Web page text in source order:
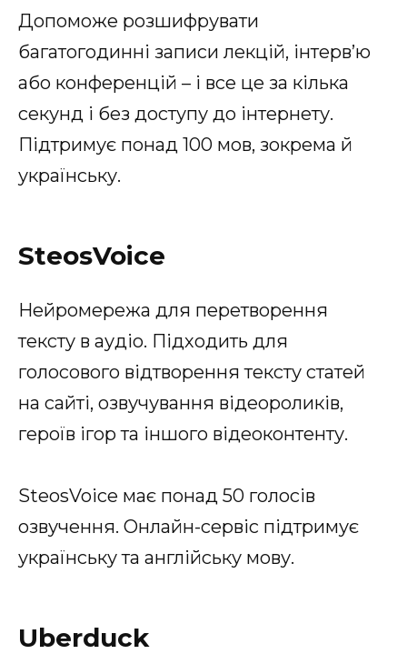
Допоможе розшифрувати
багатогодинні записи лекцій, інтерв’ю
або конференцій – і все це за кілька
секунд і без доступу до інтернету.
Підтримує понад 100 мов, зокрема й
українську.
SteosVoice
Нейромережа для перетворення
тексту в аудіо. Підходить для
голосового відтворення тексту статей
на сайті, озвучування відеороликів,
героїв ігор та іншого відеоконтенту.
SteosVoice має понад 50 голосів
озвучення. Онлайн-сервіс підтримує
українську та англійську мову.
Uberduck